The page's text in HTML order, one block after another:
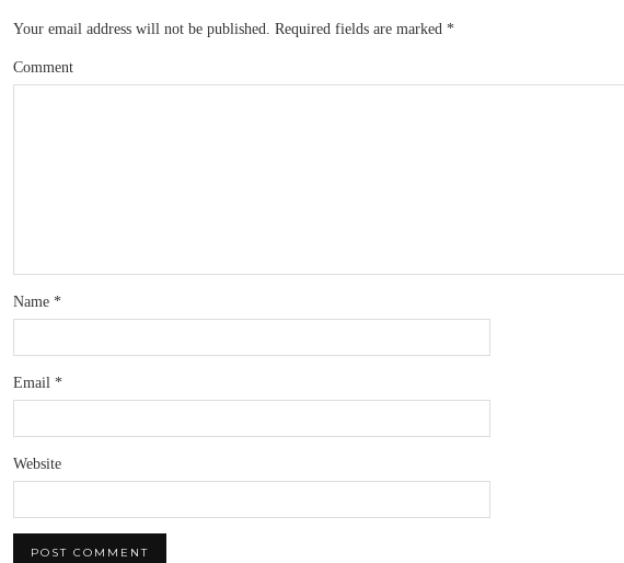
Your email address will not be published. Required fields are marked *
Comment
Name *
Email *
Website